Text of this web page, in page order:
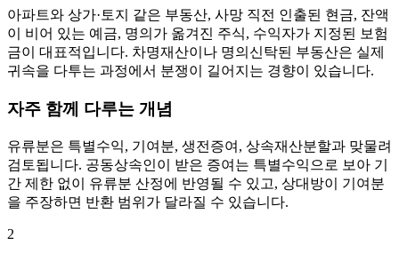
아파트와 상가·토지 같은 부동산, 사망 직전 인출된 현금, 잔액
이 비어 있는 예금, 명의가 옮겨진 주식, 수익자가 지정된 보험
금이 대표적입니다. 차명재산이나 명의신탁된 부동산은 실제
귀속을 다투는 과정에서 분쟁이 길어지는 경향이 있습니다.
자주 함께 다루는 개념
유류분은 특별수익, 기여분, 생전증여, 상속재산분할과 맞물려
검토됩니다. 공동상속인이 받은 증여는 특별수익으로 보아 기
간 제한 없이 유류분 산정에 반영될 수 있고, 상대방이 기여분
을 주장하면 반환 범위가 달라질 수 있습니다.
2